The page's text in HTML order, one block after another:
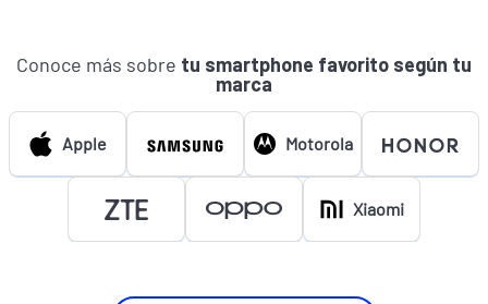
Conoce más sobre tu smartphone favorito según tu
marca
Apple Motorola
Xiaomi